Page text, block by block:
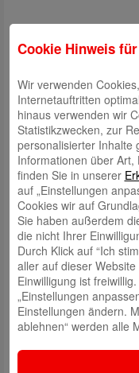
Lorem ipsum dolor sit
luctus nec ullamcorper
Lorem ipsum dolor sit
luctus nec ullamcorper
Cookie Hinweis für
Wir verwenden
Internetauftritten
hinaus verwenden wir
Statistikzwecken, zur
personalisierter Inhalte
Informationen über
finden Sie in unserer
auf „Einstellungen
Cookies wir auf
Sie haben außerdem
die nicht Ihrer
Durch Klick auf “Ich
aller auf dieser
Einwilligung ist
„Einstellungen
Einstellungen ändern.
ablehnen“ werden alle